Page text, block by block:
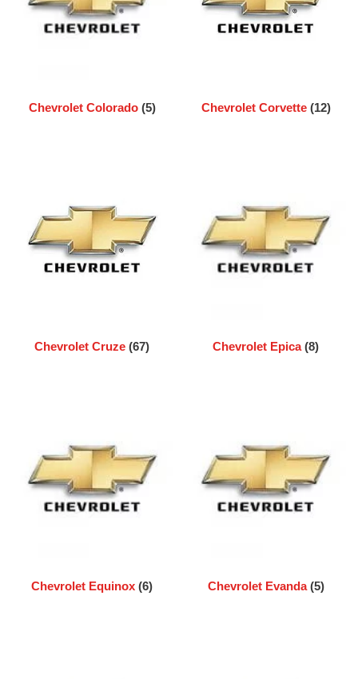
Chevrolet Colorado (5) Chevrolet Corvette (12)
Chevrolet Cruze(67) Chevrolet Epica(8)
Chevrolet Equinox(6) Chevrolet Evanda(5)